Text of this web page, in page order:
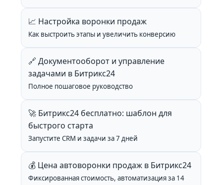
📈 Настройка воронки продаж
Как выстроить этапы и увеличить конверсию
🔗 Документооборот и управление
задачами в Битрикс24
Полное пошаговое руководство
🚀 Битрикс24 бесплатно: шаблон для
быстрого старта
Запустите CRM и задачи за 7 дней
💰 Цена автоворонки продаж в Битрикс24
Фиксированная стоимость, автоматизация за 14